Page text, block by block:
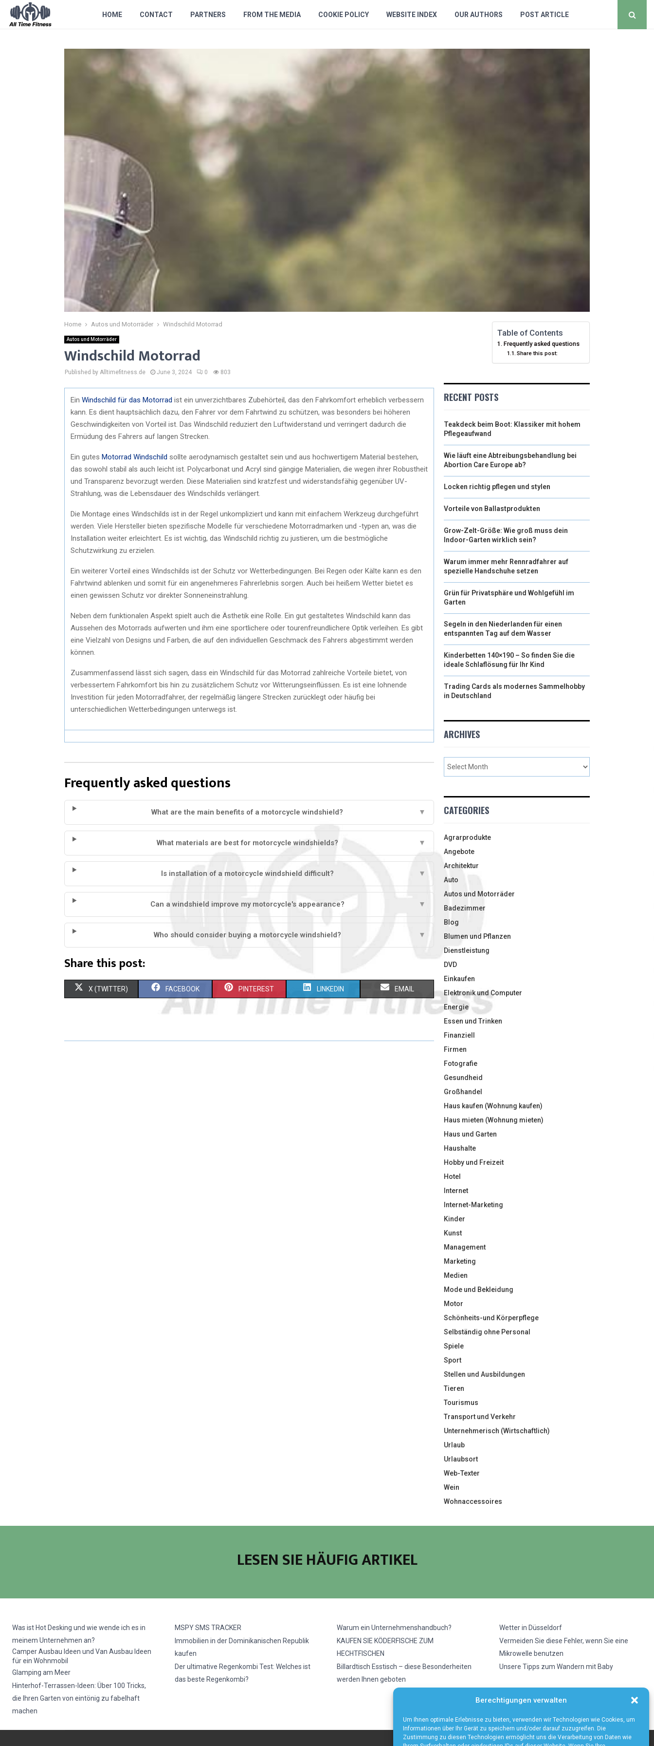
Berechtigungen verwalten
Um Ihnen optimale Erlebnisse zu bieten, verwenden wir Technologien wie Cookies, um
Informationen über Ihr Gerät zu speichern und/oder darauf zuzugreifen. Die
Zustimmung zu diesen Technologien ermöglicht uns die Verarbeitung von Daten wie
HOME CONTACT PARTNERS FROM THE MEDIA COOKIE POLICY WEBSITE INDEX OUR AUTHORS POST ARTICLE
Home Autos und Motorräder Windschild Motorrad
Autos und Motorräder
Windschild Motorrad
Published by Alltimefitness.de June 3, 2024 0 803
Ein Windschild für das Motorrad ist ein unverzichtbares Zubehörteil, das den Fahrkomfort erheblich verbessern
kann. Es dient hauptsächlich dazu, den Fahrer vor dem Fahrtwind zu schützen, was besonders bei höheren
Geschwindigkeiten von Vorteil ist. Das Windschild reduziert den Luftwiderstand und verringert dadurch die
Ermüdung des Fahrers auf langen Strecken.
Ein gutes Motorrad Windschild sollte aerodynamisch gestaltet sein und aus hochwertigem Material bestehen,
das sowohl stabil als auch leicht ist. Polycarbonat und Acryl sind gängige Materialien, die wegen ihrer Robustheit
und Transparenz bevorzugt werden. Diese Materialien sind kratzfest und widerstandsfähig gegenüber UV-
Strahlung, was die Lebensdauer des Windschilds verlängert.
Die Montage eines Windschilds ist in der Regel unkompliziert und kann mit einfachem Werkzeug durchgeführt
werden. Viele Hersteller bieten spezifische Modelle für verschiedene Motorradmarken und -typen an, was die
Installation weiter erleichtert. Es ist wichtig, das Windschild richtig zu justieren, um die bestmögliche
Schutzwirkung zu erzielen.
Ein weiterer Vorteil eines Windschilds ist der Schutz vor Wetterbedingungen. Bei Regen oder Kälte kann es den
Fahrtwind ablenken und somit für ein angenehmeres Fahrerlebnis sorgen. Auch bei heißem Wetter bietet es
einen gewissen Schutz vor direkter Sonneneinstrahlung.
Neben dem funktionalen Aspekt spielt auch die Ästhetik eine Rolle. Ein gut gestaltetes Windschild kann das
Aussehen des Motorrads aufwerten und ihm eine sportlichere oder tourenfreundlichere Optik verleihen. Es gibt
eine Vielzahl von Designs und Farben, die auf den individuellen Geschmack des Fahrers abgestimmt werden
können.
Zusammenfassend lässt sich sagen, dass ein Windschild für das Motorrad zahlreiche Vorteile bietet, von
verbessertem Fahrkomfort bis hin zu zusätzlichem Schutz vor Witterungseinflüssen. Es ist eine lohnende
Investition für jeden Motorradfahrer, der regelmäßig längere Strecken zurücklegt oder häufig bei
unterschiedlichen Wetterbedingungen unterwegs ist.
Frequently asked questions
What are the main benefits of a motorcycle windshield? ▼
What materials are best for motorcycle windshields? ▼
Is installation of a motorcycle windshield difficult? ▼
Can a windshield improve my motorcycle's appearance? ▼
Who should consider buying a motorcycle windshield? ▼
Share this post:
X (TWITTER) FACEBOOK PINTEREST LINKEDIN EMAIL
Table of Contents
Frequently asked questions
Share this post:
RECENT POSTS
Teakdeck beim Boot: Klassiker mit hohem
Pflegeaufwand
Wie läuft eine Abtreibungsbehandlung bei
Abortion Care Europe ab?
Locken richtig pflegen und stylen
Vorteile von Ballastprodukten
Grow-Zelt-Größe: Wie groß muss dein
Indoor-Garten wirklich sein?
Warum immer mehr Rennradfahrer auf
spezielle Handschuhe setzen
Grün für Privatsphäre und Wohlgefühl im
Garten
Segeln in den Niederlanden für einen
entspannten Tag auf dem Wasser
Kinderbetten 140×190 – So finden Sie die
ideale Schlaflösung für Ihr Kind
Trading Cards als modernes Sammelhobby
in Deutschland
ARCHIVES
CATEGORIES
Agrarprodukte
Angebote
Architektur
Auto
Autos und Motorräder
Badezimmer
Blog
Blumen und Pflanzen
Dienstleistung
DVD
Einkaufen
Elektronik und Computer
Energie
Essen und Trinken
Finanziell
Firmen
Fotografie
Gesundheid
Großhandel
Haus kaufen (Wohnung kaufen)
Haus mieten (Wohnung mieten)
Haus und Garten
Haushalte
Hobby und Freizeit
Hotel
Internet
Internet-Marketing
Kinder
Kunst
Management
Marketing
Medien
Mode und Bekleidung
Motor
Schönheits-und Körperpflege
Selbständig ohne Personal
Spiele
Sport
Stellen und Ausbildungen
Tieren
Tourismus
Transport und Verkehr
Unternehmerisch (Wirtschaftlich)
Urlaub
Urlaubsort
Web-Texter
Wein
Wohnaccessoires
LESEN SIE HÄUFIG ARTIKEL
Was ist Hot Desking und wie wende ich es in
meinem Unternehmen an?
Camper Ausbau Ideen und Van Ausbau Ideen
für ein Wohnmobil
Glamping am Meer
Hinterhof-Terrassen-Ideen: Über 100 Tricks,
die Ihren Garten von eintönig zu fabelhaft
machen
MSPY SMS TRACKER
Immobilien in der Dominikanischen Republik
kaufen
Der ultimative Regenkombi Test: Welches ist
das beste Regenkombi?
Warum ein Unternehmenshandbuch?
KAUFEN SIE KÖDERFISCHE ZUM
HECHTFISCHEN
Billardtisch Esstisch – diese Besonderheiten
werden Ihnen geboten
Wetter in Düsseldorf
Vermeiden Sie diese Fehler, wenn Sie eine
Mikrowelle benutzen
Unsere Tipps zum Wandern mit Baby